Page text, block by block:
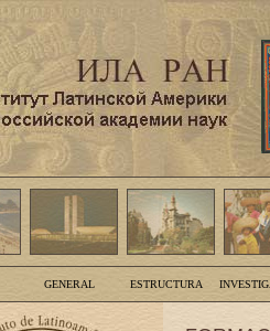
GENERAL ESTRUCTURA